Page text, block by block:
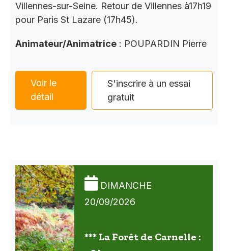
Villennes-sur-Seine. Retour de Villennes à17h19
pour Paris St Lazare (17h45).
Animateur/Animatrice : POUPARDIN Pierre
Voir le
détail
S'inscrire à un essai
gratuit
DIMANCHE
20/09/2026
*** La Forêt de Carnelle :